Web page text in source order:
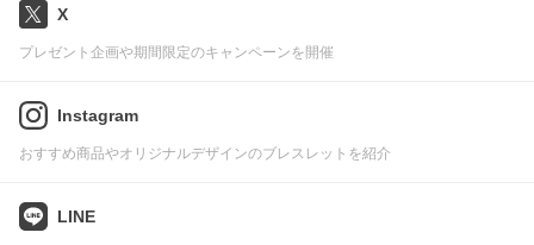
X
プレゼント企画や期間限定のキャンペーンを開催
Instagram
おすすめ商品やオリジナルデザインのブレスレットを紹介
LINE